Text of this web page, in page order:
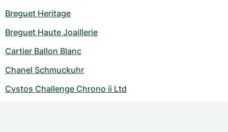
Breguet Heritage
Breguet Haute Joaillerie
Cartier Ballon Blanc
Chanel Schmuckuhr
Cvstos Challenge Chrono ii Ltd